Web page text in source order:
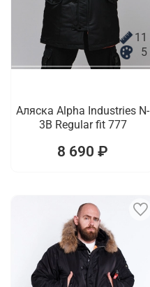
11
5
Аляска Alpha Industries N-
3B Regular fit 777
8 690 ₽